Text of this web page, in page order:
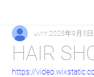
HAIR
uvrir 2025年9月5日
https://